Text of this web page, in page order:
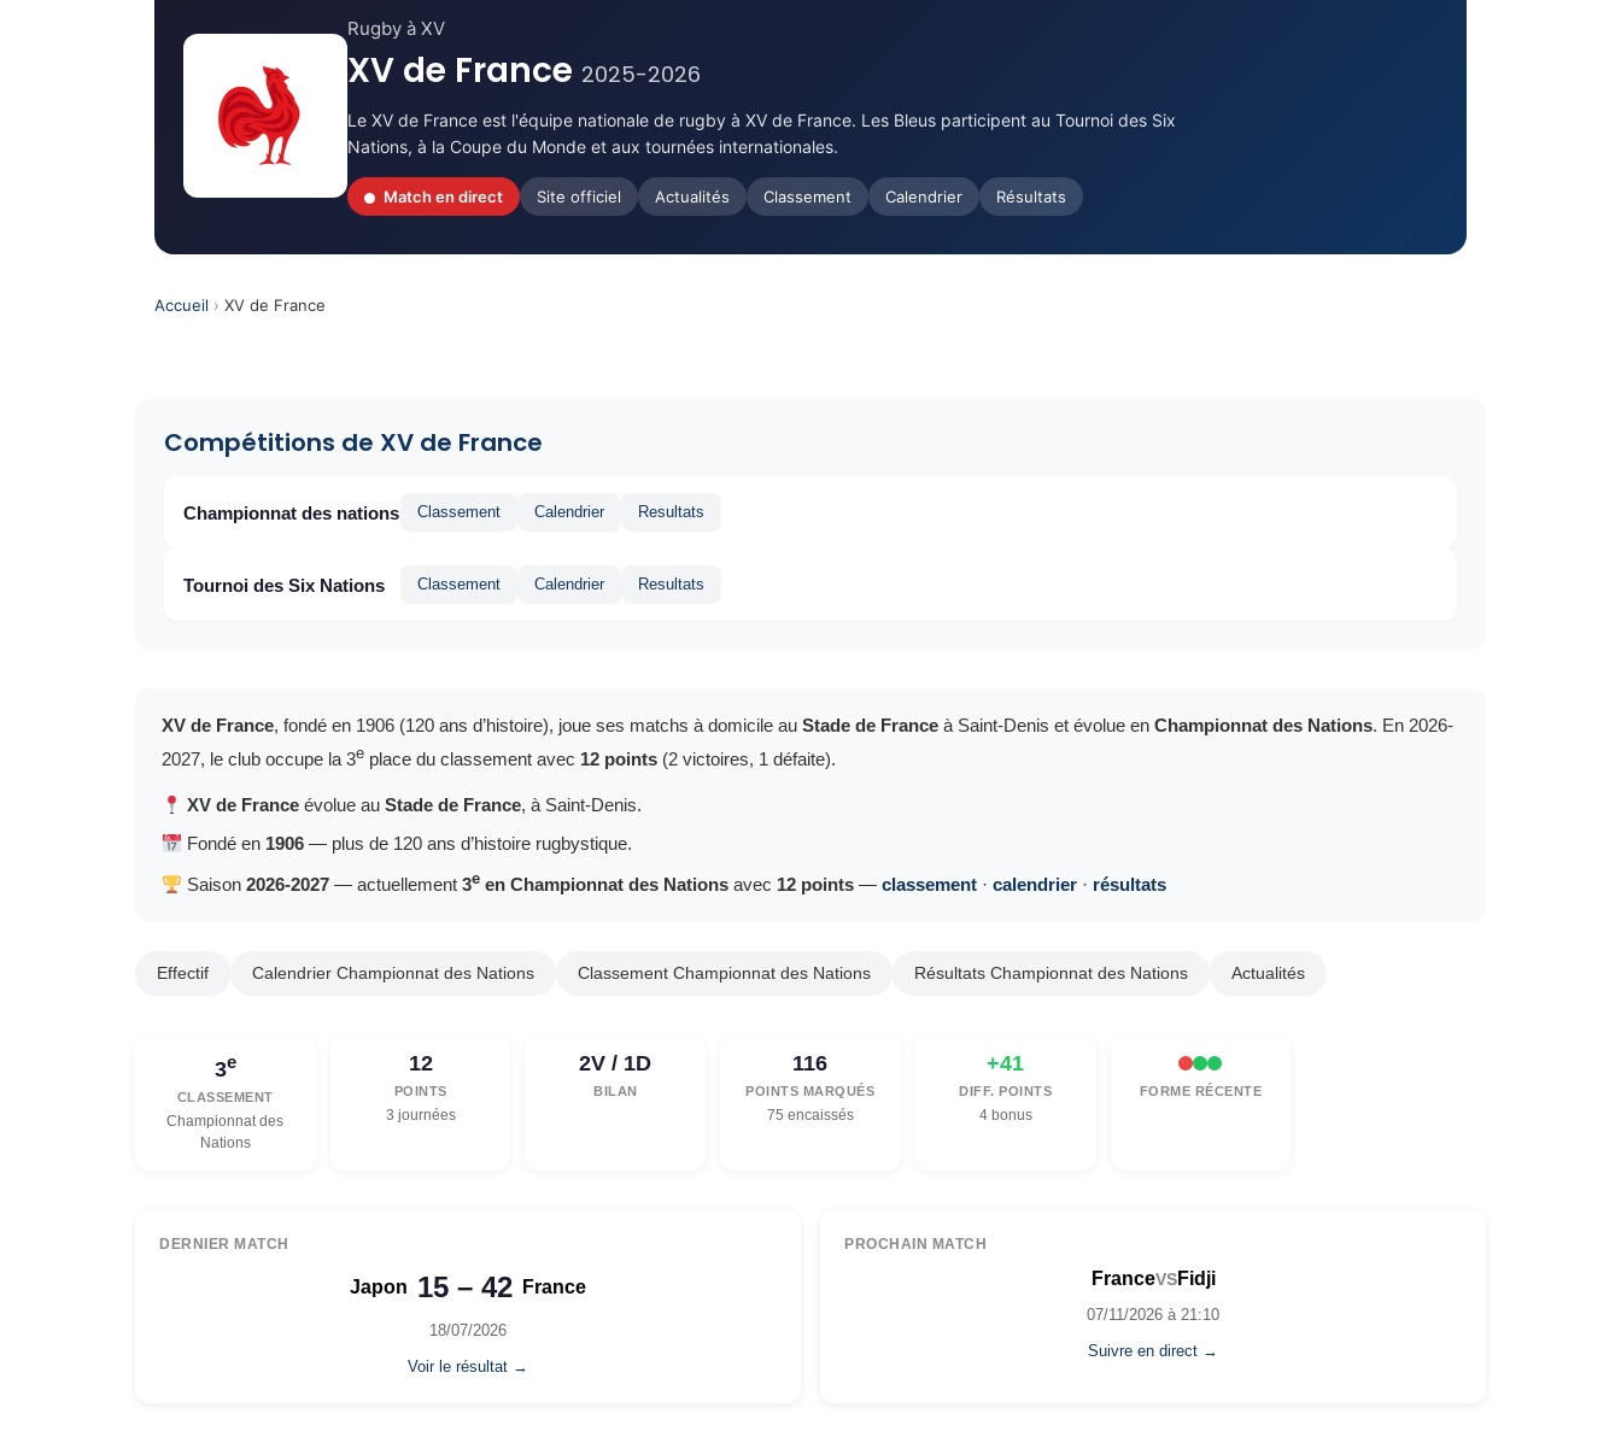
Rugby à XV
XV de France 2025-2026
Le XV de France est l'équipe nationale de rugby à XV de France. Les Bleus participent au Tournoi des Six
Nations, à la Coupe du Monde et aux tournées internationales.
Match en direct Site officiel Actualités Classement Calendrier Résultats
Accueil › XV de France
Compétitions de XV de France
Championnat des nations Classement Calendrier Resultats
Tournoi des Six Nations Classement Calendrier Resultats
XV de France, fondé en 1906 (120 ans d’histoire), joue ses matchs à domicile au Stade de France à Saint-Denis et évolue en Championnat des Nations. En 2026-
2027, le club occupe la 3e place du classement avec 12 points (2 victoires, 1 défaite).
XV de France évolue auStade de France, à Saint-Denis.
Fondé en 1906 — plus de 120 ans d’histoire rugbystique.
Saison2026-2027 — actuellement3e en Championnat des Nations avec 12 points —classement ·calendrier · résultats
Effectif Calendrier Championnat des Nations Classement Championnat des Nations Résultats Championnat des Nations Actualités
3e
CLASSEMENT
Championnat des
Nations
12
POINTS
3 journées
2V / 1D
BILAN
116
POINTS MARQUÉS
75 encaissés
+41
DIFF. POINTS
4 bonus
FORME RÉCENTE
DERNIER MATCH
Japon 15 – 42 France
18/07/2026
Voir le résultat →
PROCHAIN MATCH
FranceVSFidji
07/11/2026 à 21:10
Suivre en direct →